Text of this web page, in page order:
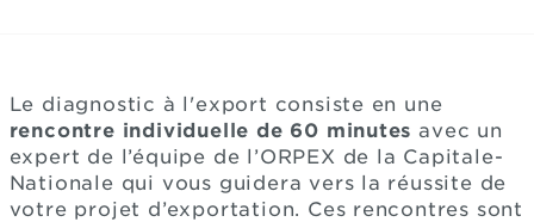
Le diagnostic à l'export consiste en une
rencontre individuelle de 60 minutes avec un
expert de l’équipe de l’ORPEX de la Capitale-
Nationale qui vous guidera vers la réussite de
votre projet d’exportation. Ces rencontres sont